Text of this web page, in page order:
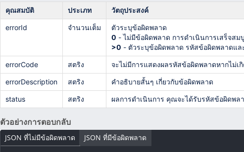
คุณสมบัติ ประเภท วัตถุประสงค์
errorId จำนวนเต็ม
ตัวระบุข้อผิดพลาด
0 - ไม่มีข้อผิดพลาด การดำเนินการเสร็จส
>0 - ตัวระบุข้อผิดพลาด รหัสข้อผิดพลาดแ
errorCode สตริง จะไม่มีการแสดงผลรหัสข้อผิดพลาดหากไม่
errorDescription สตริง คำอธิบายสั้นๆ เกี่ยวกับข้อผิดพลาด
status สตริง ผลการดำเนินการ คุณจะได้รับรหัสข้อผิดพล
ตัวอย่างการตอบกลับ
JSON ที่ไม่มีข้อผิดพลาด JSON ที่มีข้อผิดพลาด